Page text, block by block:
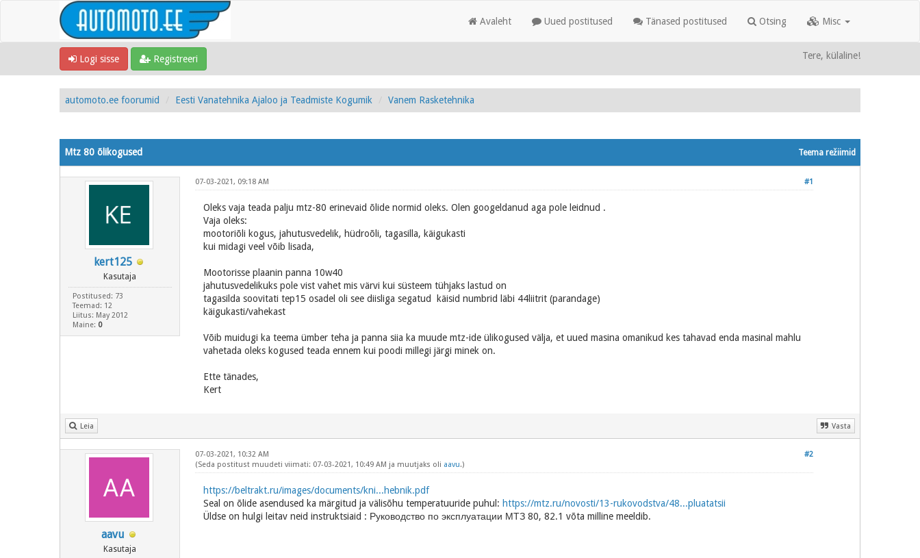
Avaleht Uued postitused Tänased postitused Otsing Misc
Logi sisse Registreeri Tere, külaline!
automoto.ee foorumid Eesti Vanatehnika Ajaloo ja Teadmiste Kogumik Vanem Rasketehnika
Teema režiimid
Mtz 80 õlikogused
kert125
Kasutaja
Postitused: 73
Teemad: 12
Liitus: May 2012
Maine: 0
#1
07-03-2021, 09:18 AM
Oleks vaja teada palju mtz-80 erinevaid õlide normid oleks. Olen googeldanud aga pole leidnud .
Vaja oleks:
mootoriõli kogus, jahutusvedelik, hüdroõli, tagasilla, käigukasti
kui midagi veel võib lisada,
Mootorisse plaanin panna 10w40
jahutusvedelikuks pole vist vahet mis värvi kui süsteem tühjaks lastud on
tagasilda soovitati tep15 osadel oli see diisliga segatud käisid numbrid läbi 44liitrit (parandage)
käigukasti/vahekast
Võib muidugi ka teema ümber teha ja panna siia ka muude mtz-ide ülikogused välja, et uued masina omanikud kes tahavad enda masinal mahlu
vahetada oleks kogused teada ennem kui poodi millegi järgi minek on.
Ette tänades,
Kert
Leia Vasta
aavu
Kasutaja
#2
07-03-2021, 10:32 AM
(Seda postitust muudeti viimati: 07-03-2021, 10:49 AM ja muutjaks oli aavu.)
https://beltrakt.ru/images/documents/kni...hebnik.pdf
Seal on õlide asendused ka märgitud ja välisõhu temperatuuride puhul: https://mtz.ru/novosti/13-rukovodstva/48...pluatatsii
Üldse on hulgi leitav neid instruktsiaid : Руководство по эксплуатации МТЗ 80, 82.1 võta milline meeldib.